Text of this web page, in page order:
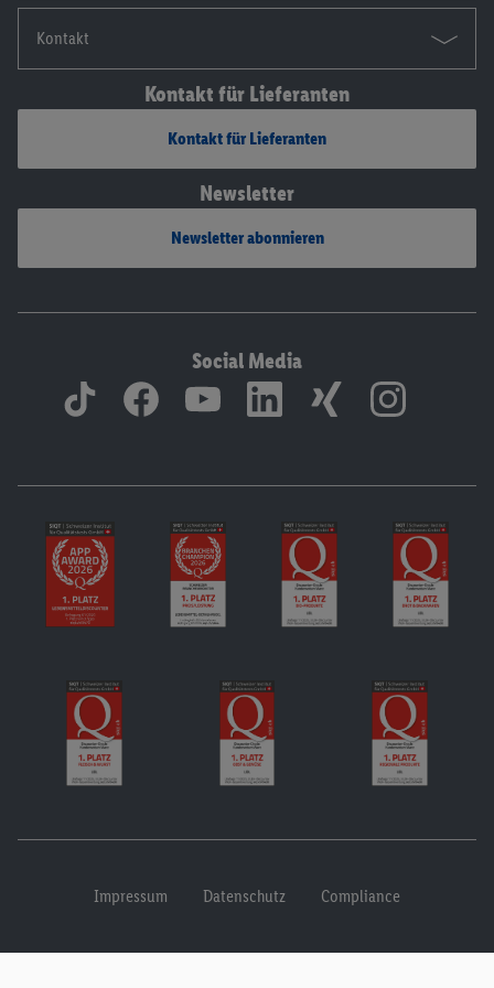
Kontakt
Kontakt für Lieferanten
Kontakt für Lieferanten
Newsletter
Newsletter abonnieren
Social Media
Impressum Datenschutz Compliance